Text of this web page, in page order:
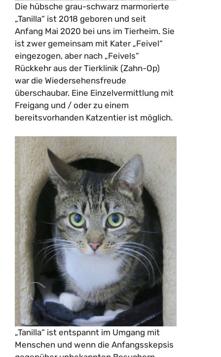
Die hübsche grau-schwarz marmorierte
„Tanilla“ ist 2018 geboren und seit
Anfang Mai 2020 bei uns im Tierheim. Sie
ist zwer gemeinsam mit Kater „Feivel“
eingezogen, aber nach „Feivels“
Rückkehr aus der Tierklinik (Zahn-Op)
war die Wiedersehensfreude
überschaubar. Eine Einzelvermittlung mit
Freigang und / oder zu einem
bereitsvorhanden Katzentier ist möglich.
„Tanilla“ ist entspannt im Umgang mit
Menschen und wenn die Anfangsskepsis